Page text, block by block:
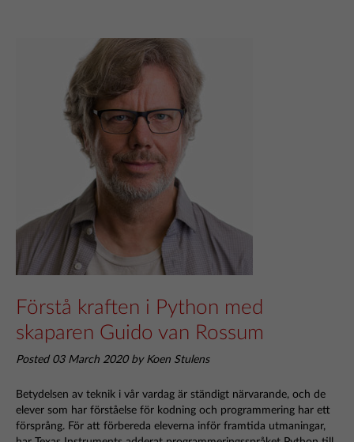
Förstå kraften i Python med
skaparen Guido van Rossum
Posted 03 March 2020 by Koen Stulens
Betydelsen av teknik i vår vardag är ständigt närvarande, och de
elever som har förståelse för kodning och programmering har ett
försprång. För att förbereda eleverna inför framtida utmaningar,